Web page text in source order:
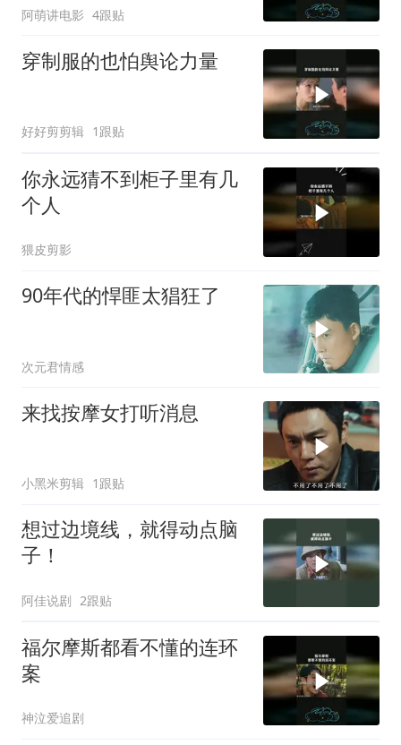
阿萌讲电影 4跟贴
穿制服的也怕舆论力量
好好剪剪辑 1跟贴
你永远猜不到柜子里有几
个人
猥皮剪影
90年代的悍匪太猖狂了
次元君情感
来找按摩女打听消息
小黑米剪辑 1跟贴
想过边境线，就得动点脑
子！
阿佳说剧 2跟贴
福尔摩斯都看不懂的连环
案
神泣爱追剧